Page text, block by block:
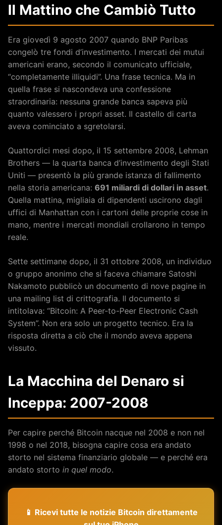
Il Mattino che Cambiò Tutto
Era giovedì 9 agosto 2007 quando BNP Paribas
congelò tre fondi d’investimento. I mercati dei mutui
americani erano, secondo il comunicato ufficiale,
“completamente illiquidi”. Una frase tecnica. Ma in
quella frase si nascondeva una confessione
straordinaria: nessuna grande banca sapeva più
quanto valessero i propri asset. Il castello di carta
aveva cominciato a sgretolarsi.
Quattordici mesi dopo, il 15 settembre 2008, Lehman
Brothers — la quarta banca d’investimento degli Stati
Uniti — presentò la più grande istanza di fallimento
nella storia americana: 691 miliardi di dollari in asset.
Quella mattina, migliaia di dipendenti uscirono dagli
uffici di Manhattan con i cartoni delle proprie cose in
mano, mentre i mercati mondiali crollarono in tempo
reale.
Sette settimane dopo, il 31 ottobre 2008, un individuo
o gruppo anonimo che si faceva chiamare Satoshi
Nakamoto pubblicò un documento di nove pagine in
una mailing list di crittografia. Il documento si
intitolava: “Bitcoin: A Peer-to-Peer Electronic Cash
System”. Non era solo un progetto tecnico. Era la
risposta diretta a ciò che il mondo aveva appena
vissuto.
La Macchina del Denaro si
Inceppa: 2007-2008
Per capire perché Bitcoin nacque nel 2008 e non nel
1998 o nel 2018, bisogna capire cosa era andato
storto nel sistema finanziario globale — e perché era
andato storto in quel modo.
📱 Ricevi tutte le notizie Bitcoin direttamente